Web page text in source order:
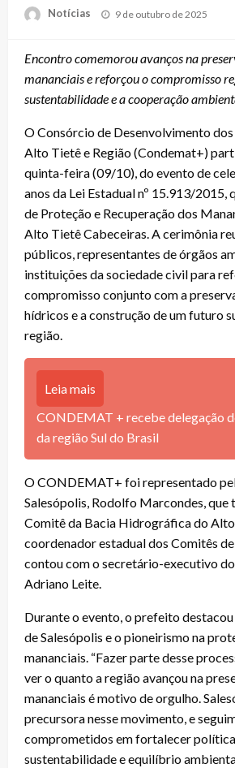
Notícias
Posted
9 de outubro de 2025
Encontro comemorou avanços na
mananciais e reforçou o compromisso
sustentabilidade e a cooperação
O Consórcio de Desenvolvimento
Alto Tietê e Região (Condemat+)
quinta-feira (09/10), do evento de
anos da Lei Estadual nº 15.913/2015,
de Proteção e Recuperação dos
Alto Tietê Cabeceiras. A cerimônia
públicos, representantes de órgãos
instituições da sociedade civil para
compromisso conjunto com a
hídricos e a construção de um futuro
região.
Leia mais
CONDEMAT + recebe delegação
da região Sul do Brasil
O CONDEMAT+ foi representado
Salesópolis, Rodolfo Marcondes, que
Comitê da Bacia Hidrográfica do
coordenador estadual dos Comitês
contou com o secretário-executivo
Adriano Leite.
Durante o evento, o prefeito
de Salesópolis e o pioneirismo na
mananciais. “Fazer parte desse
ver o quanto a região avançou na
mananciais é motivo de orgulho.
precursora nesse movimento, e
comprometidos em fortalecer
sustentabilidade e equilíbrio